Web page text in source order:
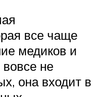
все чаще
медиков и
не
она входит в